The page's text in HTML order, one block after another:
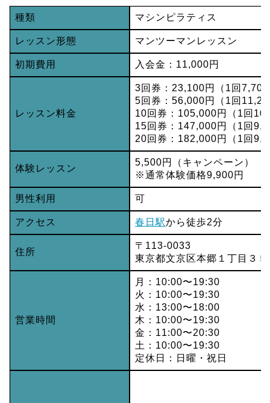
種類 マシンピラティス
レッスン形態 マンツーマンレッスン
初期費用 入会金：11,000円
レッスン料金
3回券：23,100円（1回
5回券：56,000円（1回
10回券：105,000円（1回
15回券：147,000円（1回
20回券：182,000円（1回
体験レッスン
5,500円（キャンペーン）
※通常体験価格9,900円
男性利用 可
アクセス 春日駅から徒歩2分
住所
〒113-0033
東京都文京区本郷１丁目３
営業時間
月：10:00〜19:30
火：10:00〜19:30
水：13:00〜18:00
木：10:00〜19:30
金：11:00〜20:30
土：10:00〜19:30
定休日：日曜・祝日